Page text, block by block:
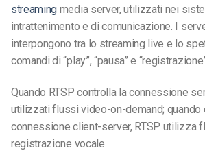
streaming media server, utilizzati nei
intrattenimento e di comunicazione. I
interpongono tra lo streaming live e lo
comandi di “play”, “pausa” e
Quando RTSP controlla la connessione
utilizzati flussi video-on-demand; quando
connessione client-server, RTSP utilizza
registrazione vocale.